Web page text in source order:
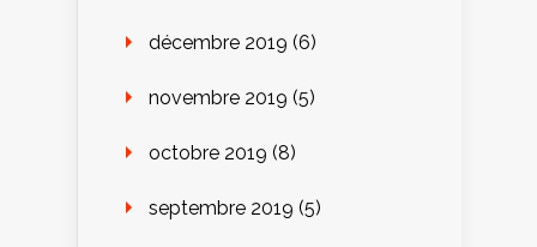
décembre 2019 (6)
novembre 2019 (5)
octobre 2019 (8)
septembre 2019 (5)